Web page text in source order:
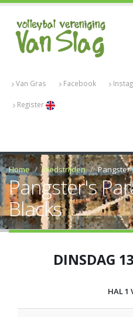
Van Gras Facebook
Register
Home Wedstrijden
Pangster's
Blacks
DINSDAG
HAL 1